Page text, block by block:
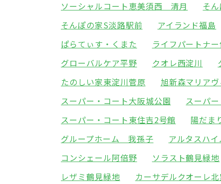
ソーシャルコート恵美須西 清月
そ
そんぽの家S淡路駅前
アイランド福島
ぱらてぃす・くまた
ライフパートナ
グローバルケア平野
クオレ西淀川
たのしい家東淀川菅原
旭新森マリアヴ
スーパー・コート大阪城公園
スーパ
スーパー・コート東住吉2号館
陽だま
グループホーム 我孫子
アルタスハ
コンシェール阿倍野
ソラスト鶴見緑地
レザミ鶴見緑地
カーサデルクオーレ北